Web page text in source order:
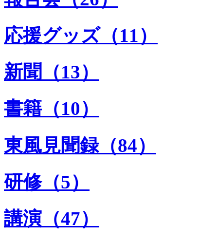
応援グッズ（11）
新聞（13）
書籍（10）
東風見聞録（84）
研修（5）
講演（47）